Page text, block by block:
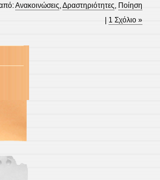
Ανακοινώσεις,Δραστηριότητες, Ποίηση
| 1 Σχόλιο »